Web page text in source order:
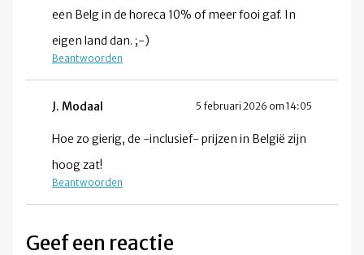
een Belg in de horeca 10% of meer fooi gaf. In
eigen land dan. ;-)
Beantwoorden
J. Modaal 5 februari 2026 om 14:05
Hoe zo gierig, de -inclusief- prijzen in België zijn
hoog zat!
Beantwoorden
Geef een reactie